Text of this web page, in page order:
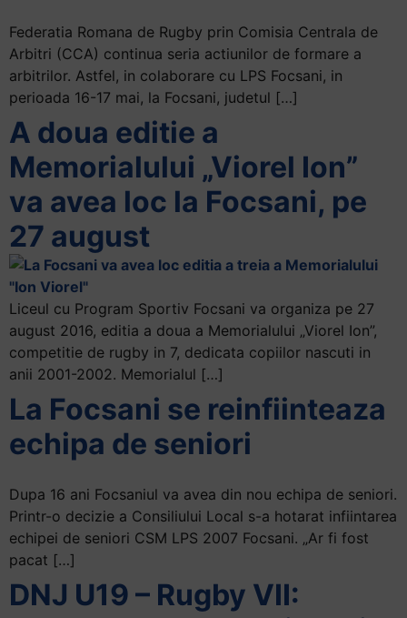
Federatia Romana de Rugby prin Comisia Centrala de
Arbitri (CCA) continua seria actiunilor de formare a
arbitrilor. Astfel, in colaborare cu LPS Focsani, in
perioada 16-17 mai, la Focsani, judetul […]
A doua editie a
Memorialului „Viorel Ion”
va avea loc la Focsani, pe
27 august
Liceul cu Program Sportiv Focsani va organiza pe 27
august 2016, editia a doua a Memorialului „Viorel Ion”,
competitie de rugby in 7, dedicata copiilor nascuti in
anii 2001-2002. Memorialul […]
La Focsani se reinfiinteaza
echipa de seniori
Dupa 16 ani Focsaniul va avea din nou echipa de seniori.
Printr-o decizie a Consiliului Local s-a hotarat infiintarea
echipei de seniori CSM LPS 2007 Focsani. „Ar fi fost
pacat […]
DNJ U19 – Rugby VII: